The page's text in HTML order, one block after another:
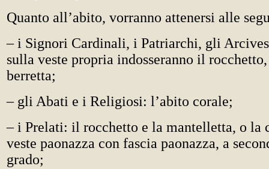
Quanto all’abito, vorranno attenersi alle
– i Signori Cardinali, i Patriarchi, gli
sulla veste propria indosseranno il
berretta;
– gli Abati e i Religiosi: l’abito corale;
– i Prelati: il rocchetto e la mantelletta, o la
veste paonazza con fascia paonazza, a
grado;